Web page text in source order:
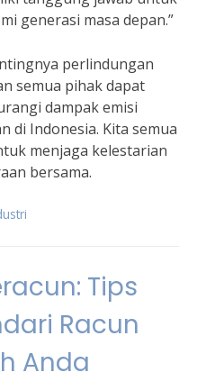
generasi masa depan.”
perlindungan
semua pihak dapat
dampak emisi
di Indonesia. Kita semua
menjaga kelestarian
bersama.
Tips
Racun
Anda